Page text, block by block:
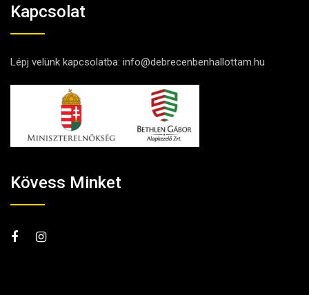
Kapcsolat
Lépj velünk kapcsolatba: info@debrecenbenhallottam.hu
Kövess Minket